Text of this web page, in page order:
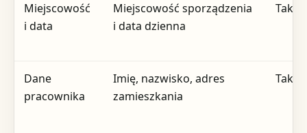
Miejscowość
i data
Miejscowość sporządzenia
i data dzienna
Tak
Dane
pracownika
Imię, nazwisko, adres
zamieszkania
Tak